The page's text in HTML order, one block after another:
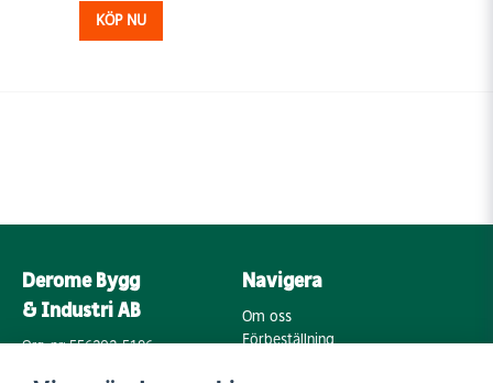
KÖP NU
Derome Bygg
& Industri AB
Org. nr: 556202-5196
Navigera
Om oss
Förbeställning